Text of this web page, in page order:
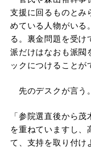
支援に回るものとみ
めている人物がいる
る。裏金問題を受け
派だけはなおも派閥
ックにつけることが
先のデスクが言う。
「参院選直後から
を重ねていますし、
て、支持を取り付け